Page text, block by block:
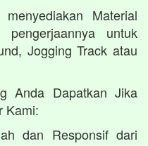
Material
untuk
Jogging Track atau
Anda Dapatkan Jika
Kami:
dan Responsif dari